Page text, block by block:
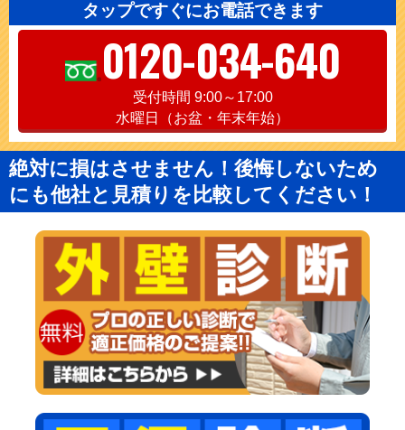
タップですぐにお電話できます
0120-034-640
受付時間 9:00～17:00
水曜日（お盆・年末年始）
絶対に損はさせません！後悔しないため
にも他社と見積りを比較してください！